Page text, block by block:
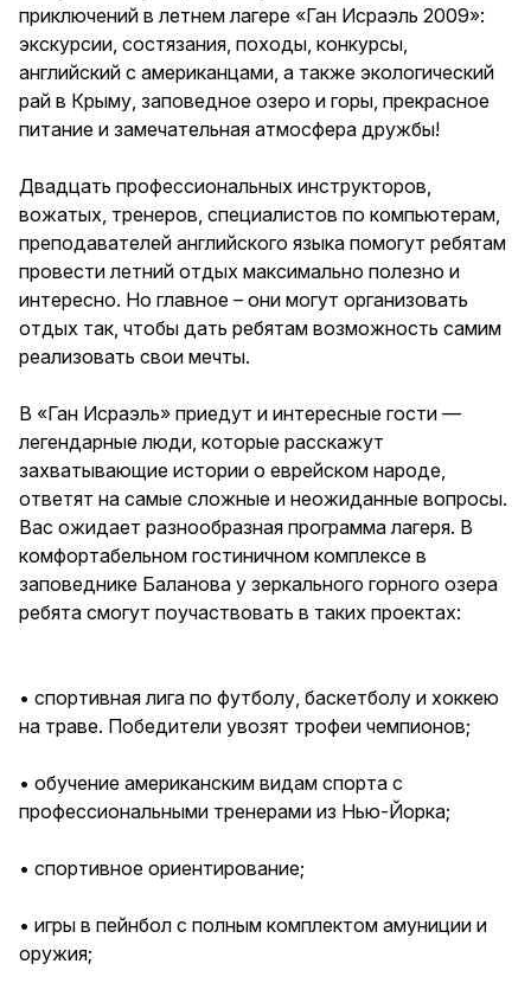
приключений в летнем лагере «Ган Исраэль 2009»:
экскурсии, состязания, походы, конкурсы,
английский с американцами, а также экологический
рай в Крыму, заповедное озеро и горы, прекрасное
питание и замечательная атмосфера дружбы!
Двадцать профессиональных инструкторов,
вожатых, тренеров, специалистов по компьютерам,
преподавателей английского языка помогут ребятам
провести летний отдых максимально полезно и
интересно. Но главное – они могут организовать
отдых так, чтобы дать ребятам возможность самим
реализовать свои мечты.
В «Ган Исраэль» приедут и интересные гости —
легендарные люди, которые расскажут
захватывающие истории о еврейском народе,
ответят на самые сложные и неожиданные вопросы.
Вас ожидает разнообразная программа лагеря. В
комфортабельном гостиничном комплексе в
заповеднике Баланова у зеркального горного озера
ребята смогут поучаствовать в таких проектах:
• спортивная лига по футболу, баскетболу и хоккею
на траве. Победители увозят трофеи чемпионов;
• обучение американским видам спорта с
профессиональными тренерами из Нью-Йорка;
• спортивное ориентирование;
• игры в пейнбол с полным комплектом амуниции и
оружия;